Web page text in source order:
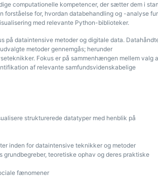
computationelle kompetencer, der sætter dem i
for, hvordan databehandling og -analyse
med relevante Python-biblioteker.
dataintensive metoder og digitale data.
metoder gennemgås; herunder
Fokus er på sammenhængen mellem valg
af relevante samfundsvidenskabelige
strukturerede datatyper med henblik på
inden for dataintensive teknikker og metoder
teoretiske ophav og deres praktiske
fænomener